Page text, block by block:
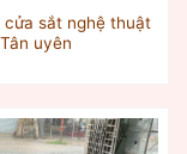
cửa sắt nghệ thuật
uyên